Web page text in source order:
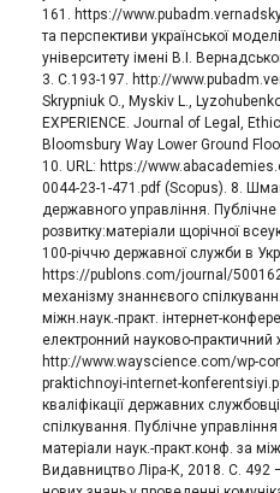
161. https://
та перспективи української
університету імені В.І.
3. С.193-197. http://
Skrypniuk O., Myskiv L.,
EXPERIENCE. Journal of Legal,
Bloomsbury Way Lower Ground
10. URL: https://
0044-23-1-471.pdf (Scopus). 8.
державного управління.
розвитку:матеріали щорічної
100-річчю державної служби в
https://publons.com/journal/
механізму знаннєвого
міжн.наук.-практ. інтернет-
електронний науково-
http://www.wayscience.com/wp-
praktichnoyi-internet-
кваліфікації державних
спілкування. Публічне
матеріали наук.-практ.конф. за
Видавництво Ліра-К, 2018. С.